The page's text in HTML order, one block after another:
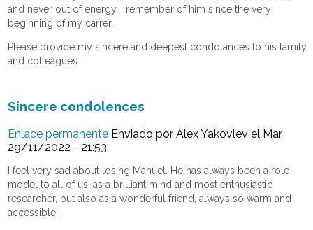
and never out of energy. I remember of him since the very
beginning of my carrer.
Please provide my sincere and deepest condolances to his family
and colleagues
Sincere condolences
Enlace permanente Enviado porAlex Yakovlev el Mar,
29/11/2022 - 21:53
I feel very sad about losing Manuel. He has always been a role
model to all of us, as a brilliant mind and most enthusiastic
researcher, but also as a wonderful friend, always so warm and
accessible!